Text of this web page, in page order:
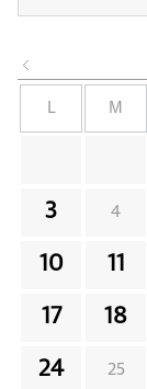
M
3 4
10 11
17 18
24 25